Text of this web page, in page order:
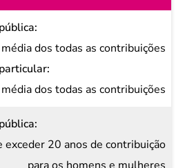
dos todas as contribuições
dos todas as contribuições
exceder 20 anos de contribuição